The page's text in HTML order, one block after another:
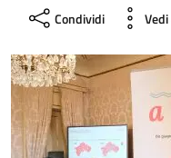
Condividi